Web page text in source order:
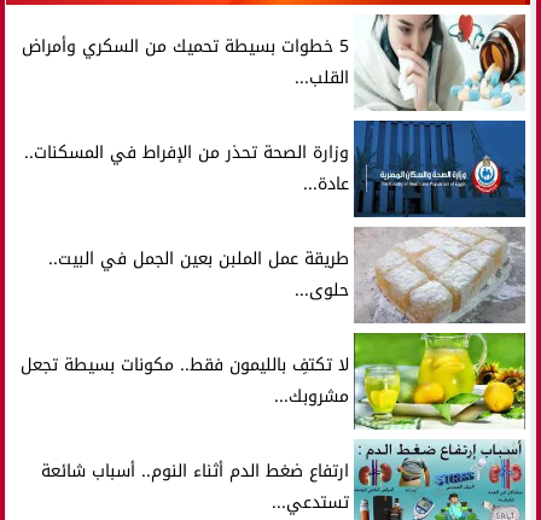
5 خطوات بسيطة تحميك من السكري وأمراض
القلب...
وزارة الصحة تحذر من الإفراط في المسكنات..
عادة...
طريقة عمل الملبن بعين الجمل في البيت..
حلوى...
لا تكتفِ بالليمون فقط.. مكونات بسيطة تجعل
مشروبك...
ارتفاع ضغط الدم أثناء النوم.. أسباب شائعة
تستدعي...